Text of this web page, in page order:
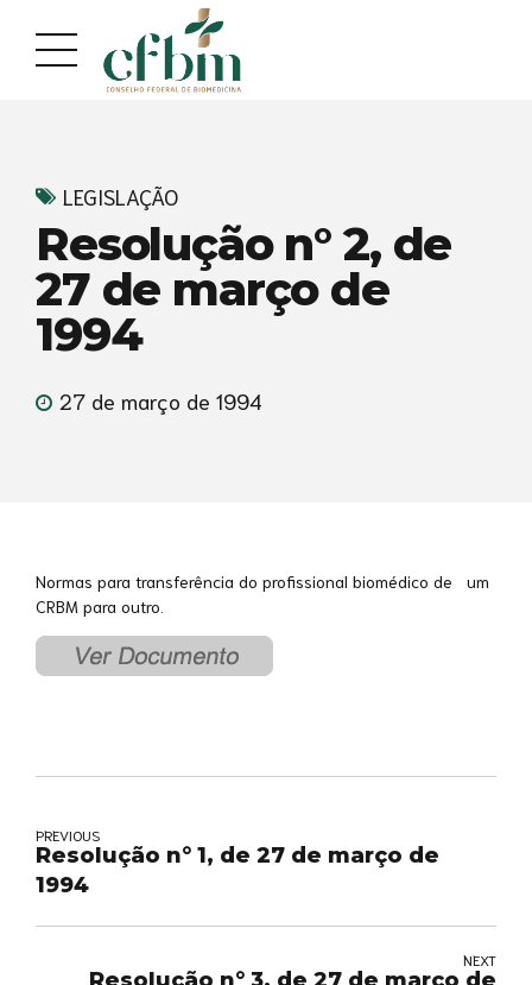
conteúdo
navegação
LEGISLAÇÃO
Resolução n° 2, de
27 de março de
1994
27 de março de 1994
Normas para transferência do profissional biomédico de um
CRBM para outro.
PREVIOUS
Resolução n° 1, de 27 de março de
1994
NEXT